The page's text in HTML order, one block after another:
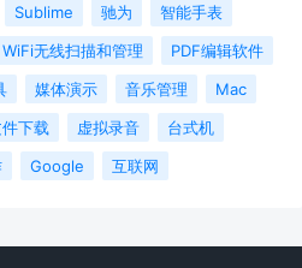
Sublime 驰为
智能手表
WiFi无线扫描和管理
PDF编辑软件
媒体演示 音乐管理
Mac
下载 虚拟录音
台式机
Google 互联网